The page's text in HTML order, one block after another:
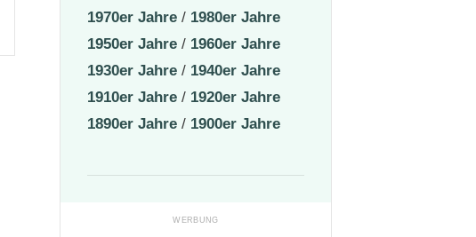
1970er Jahre / 1980er Jahre
1950er Jahre / 1960er Jahre
1930er Jahre / 1940er Jahre
1910er Jahre / 1920er Jahre
1890er Jahre / 1900er Jahre